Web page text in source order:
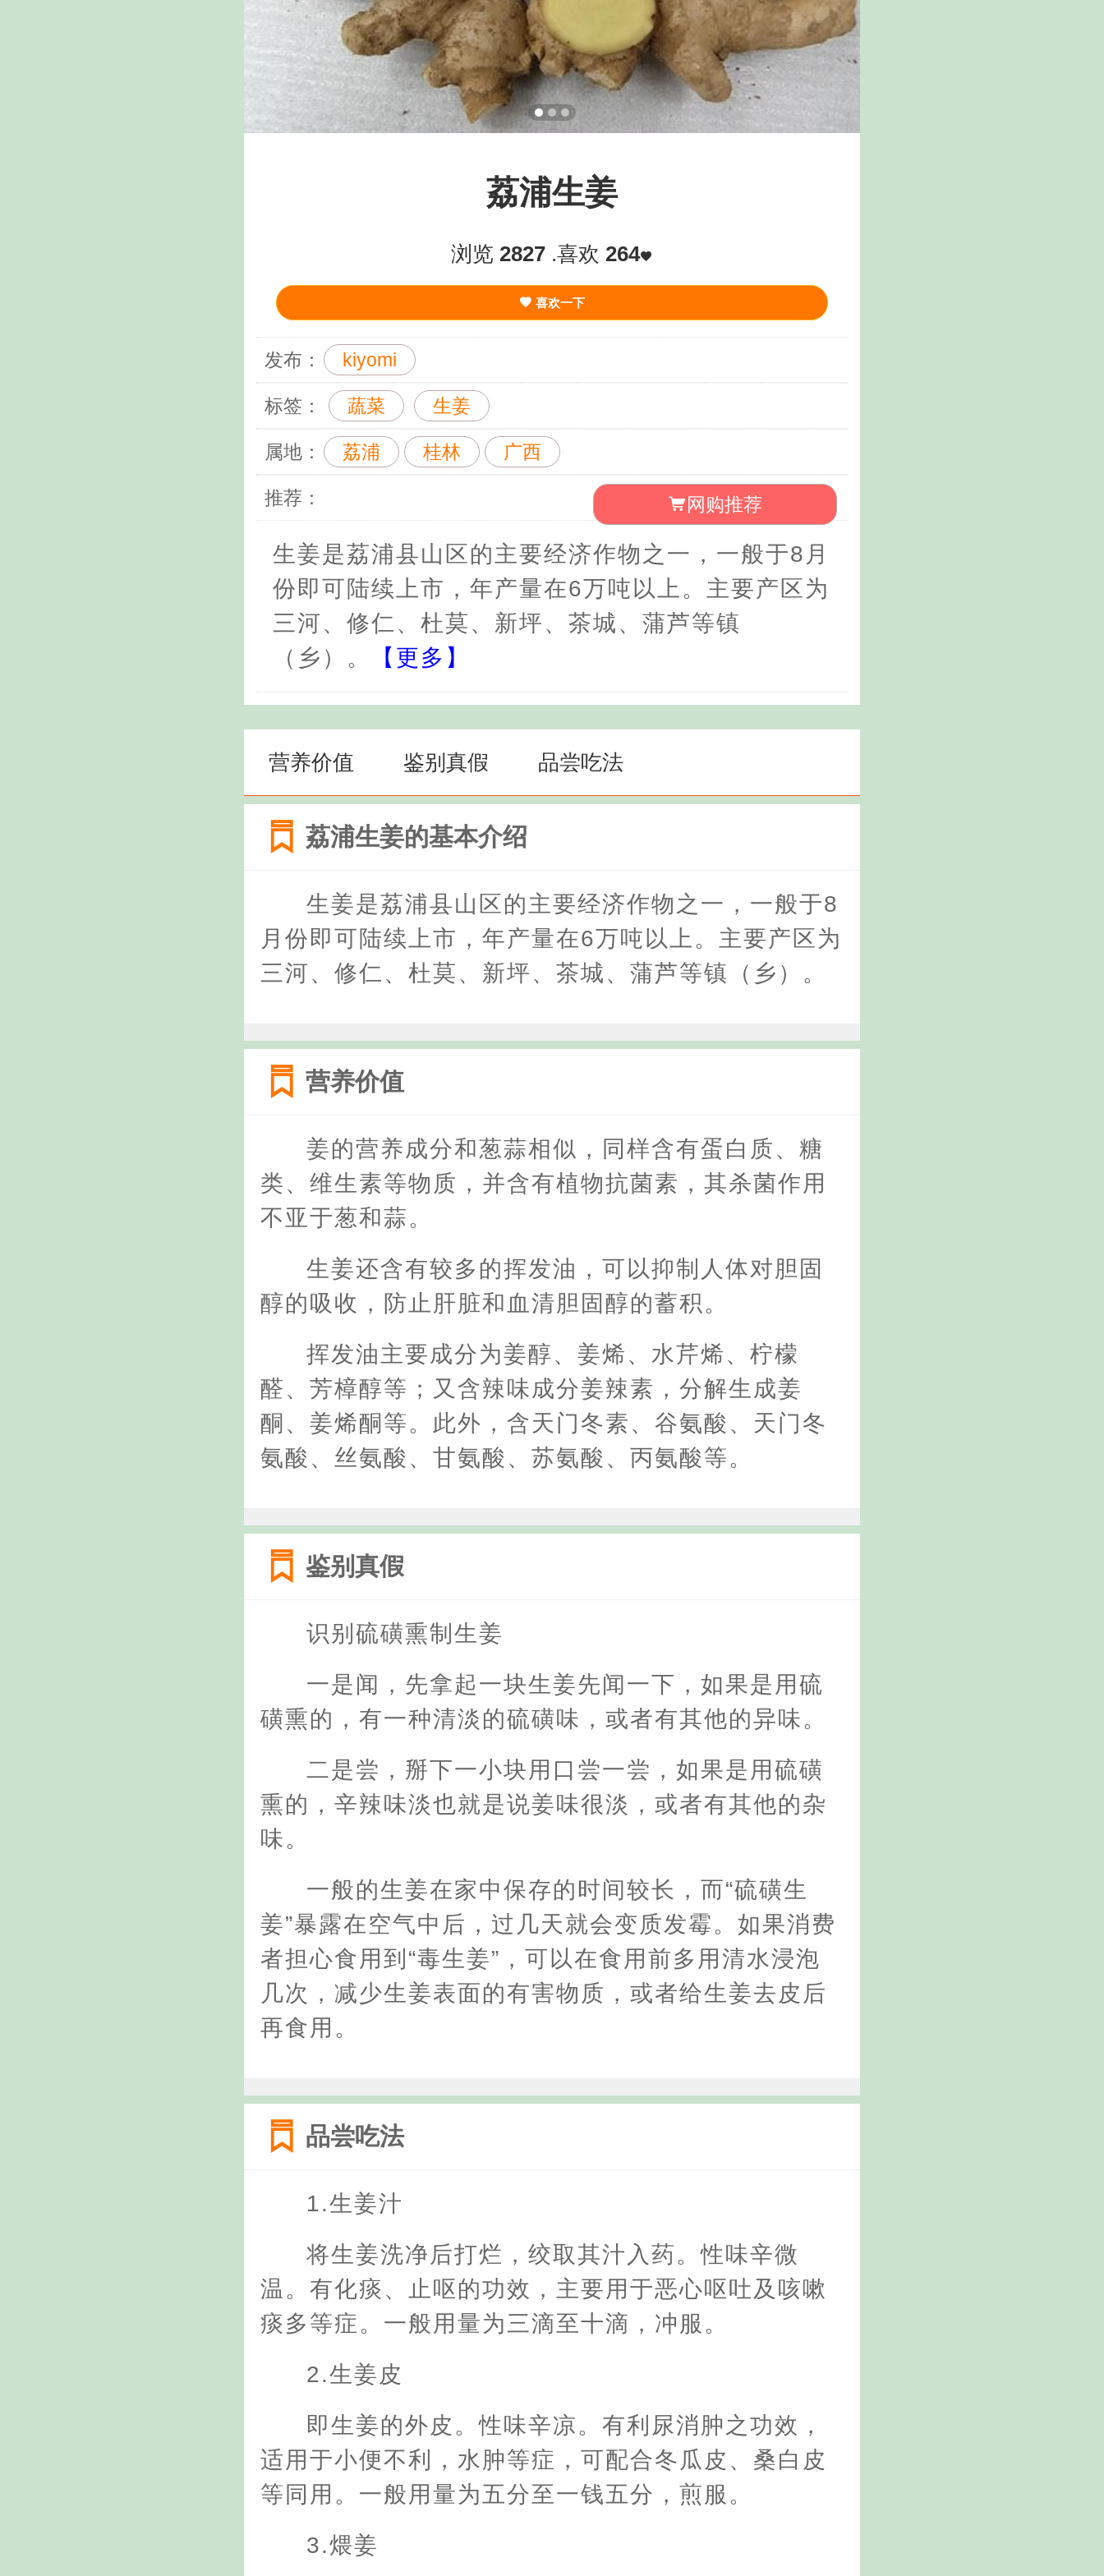
荔浦生姜
浏览 2827 .喜欢 264
喜欢一下
发布： kiyomi
标签： 蔬菜 生姜
属地： 荔浦 桂林 广西
推荐： 网购推荐
生姜是荔浦县山区的主要经济作物之一，一般于8月
份即可陆续上市，年产量在6万吨以上。主要产区为
三河、修仁、杜莫、新坪、茶城、蒲芦等镇
（乡）。
【更多】
营养价值 鉴别真假 品尝吃法
荔浦生姜的基本介绍
生姜是荔浦县山区的主要经济作物之一，一般于8
月份即可陆续上市，年产量在6万吨以上。主要产区为
三河、修仁、杜莫、新坪、茶城、蒲芦等镇（乡）。
营养价值
姜的营养成分和葱蒜相似，同样含有蛋白质、糖
类、维生素等物质，并含有植物抗菌素，其杀菌作用
不亚于葱和蒜。
生姜还含有较多的挥发油，可以抑制人体对胆固
醇的吸收，防止肝脏和血清胆固醇的蓄积。
挥发油主要成分为姜醇、姜烯、水芹烯、柠檬
醛、芳樟醇等；又含辣味成分姜辣素，分解生成姜
酮、姜烯酮等。此外，含天门冬素、谷氨酸、天门冬
氨酸、丝氨酸、甘氨酸、苏氨酸、丙氨酸等。
鉴别真假
识别硫磺熏制生姜
一是闻，先拿起一块生姜先闻一下，如果是用硫
磺熏的，有一种清淡的硫磺味，或者有其他的异味。
二是尝，掰下一小块用口尝一尝，如果是用硫磺
熏的，辛辣味淡也就是说姜味很淡，或者有其他的杂
味。
一般的生姜在家中保存的时间较长，而“硫磺生
姜”暴露在空气中后，过几天就会变质发霉。如果消费
者担心食用到“毒生姜”，可以在食用前多用清水浸泡
几次，减少生姜表面的有害物质，或者给生姜去皮后
再食用。
品尝吃法
1.生姜汁
将生姜洗净后打烂，绞取其汁入药。性味辛微
温。有化痰、止呕的功效，主要用于恶心呕吐及咳嗽
痰多等症。一般用量为三滴至十滴，冲服。
2.生姜皮
即生姜的外皮。性味辛凉。有利尿消肿之功效，
适用于小便不利，水肿等症，可配合冬瓜皮、桑白皮
等同用。一般用量为五分至一钱五分，煎服。
3.煨姜